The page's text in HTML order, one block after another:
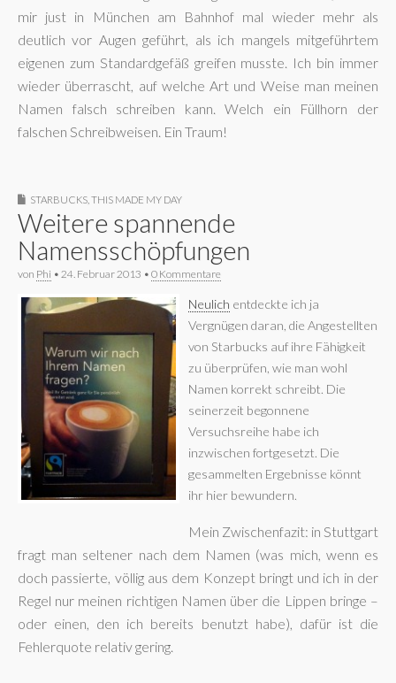
mir just in München am Bahnhof mal wieder mehr als
deutlich vor Augen geführt, als ich mangels mitgeführtem
eigenen zum Standardgefäß greifen musste. Ich bin immer
wieder überrascht, auf welche Art und Weise man meinen
Namen falsch schreiben kann. Welch ein Füllhorn der
falschen Schreibweisen. Ein Traum!
STARBUCKS THIS MADE MY DAY
Weitere spannende
Namensschöpfungen
von Phi • 24. Februar 2013 • 0 Kommentare
Neulich entdeckte ich ja
Vergnügen daran, die Angestellten
von Starbucks auf ihre Fähigkeit
zu überprüfen, wie man wohl
Namen korrekt schreibt. Die
seinerzeit begonnene
Versuchsreihe habe ich
inzwischen fortgesetzt. Die
gesammelten Ergebnisse könnt
ihr hier bewundern.
Mein Zwischenfazit: in Stuttgart
fragt man seltener nach dem Namen (was mich, wenn es
doch passierte, völlig aus dem Konzept bringt und ich in der
Regel nur meinen richtigen Namen über die Lippen bringe –
oder einen, den ich bereits benutzt habe), dafür ist die
Fehlerquote relativ gering.